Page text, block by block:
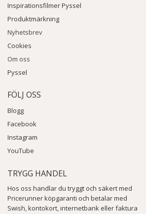
Inspirationsfilmer Pyssel
Produktmärkning
Nyhetsbrev
Cookies
Om oss
Pyssel
FÖLJ OSS
Blogg
Facebook
Instagram
YouTube
TRYGG HANDEL
Hos oss handlar du tryggt och säkert med
Pricerunner köpgaranti och betalar med
Swish, kontokort, internetbank eller faktura